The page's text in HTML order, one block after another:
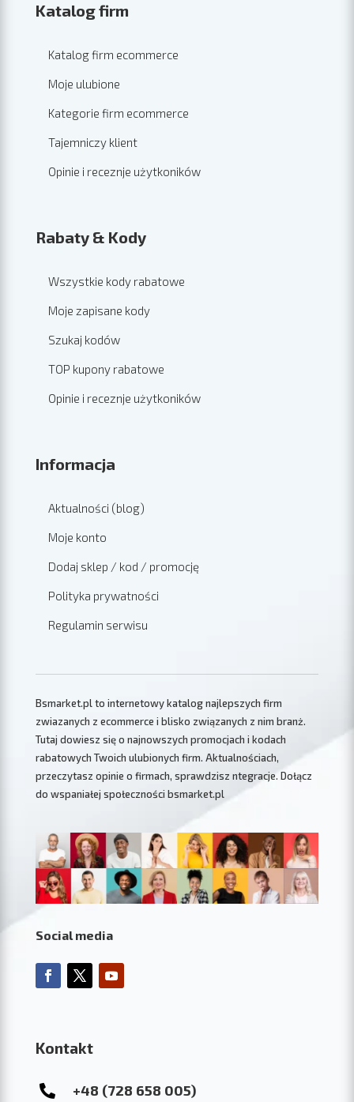
Katalog firm
Katalog firm ecommerce
Moje ulubione
Kategorie firm ecommerce
Tajemniczy klient
Opinie i receznje użytkoników
Rabaty & Kody
Wszystkie kody rabatowe
Moje zapisane kody
Szukaj kodów
TOP kupony rabatowe
Opinie i receznje użytkoników
Informacja
Aktualności (blog)
Moje konto
Dodaj sklep / kod / promocję
Polityka prywatności
Regulamin serwisu
Bsmarket.pl to internetowy katalog najlepszych firm
zwiazanych z ecommerce i blisko związanych z nim branż.
Tutaj dowiesz się o najnowszych promocjach i kodach
rabatowych Twoich ulubionych firm. Aktualnościach,
przeczytasz opinie o firmach, sprawdzisz ntegracje. Dołącz
do wspaniałej społeczności bsmarket.pl
Social media
Kontakt
 +48 (728 658 005)